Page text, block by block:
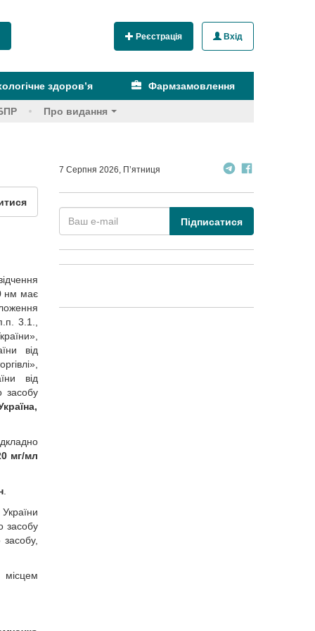
Реєстрація Вхід
здоров’я Фармзамовлення
Про видання
нм має
3.1.,
від
від
засобу
мг/мл
засобу
7 Серпня 2026, П’ятниця
Підписатися